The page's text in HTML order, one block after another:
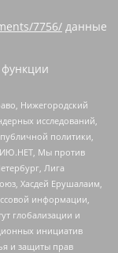
7756/ данные
Нижегородский
исследований,
политики,
Мы против
Лига
Хасдей Ерушалаим,
информации,
глобализации и
инициатив
и защиты прав